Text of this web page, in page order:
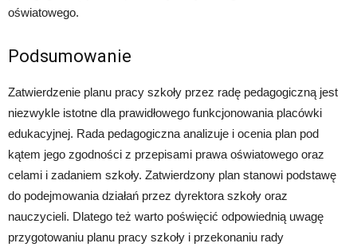
oświatowego.
Podsumowanie
Zatwierdzenie planu pracy szkoły przez radę pedagogiczną jest
niezwykle istotne dla prawidłowego funkcjonowania placówki
edukacyjnej. Rada pedagogiczna analizuje i ocenia plan pod
kątem jego zgodności z przepisami prawa oświatowego oraz
celami i zadaniem szkoły. Zatwierdzony plan stanowi podstawę
do podejmowania działań przez dyrektora szkoły oraz
nauczycieli. Dlatego też warto poświęcić odpowiednią uwagę
przygotowaniu planu pracy szkoły i przekonaniu rady